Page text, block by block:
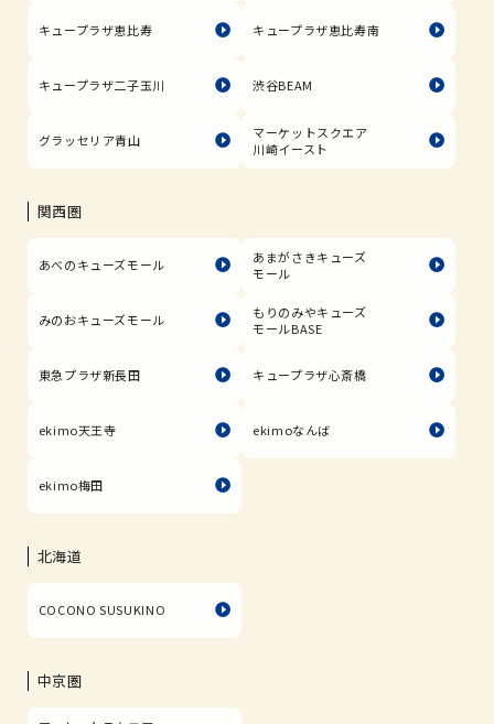
キュープラザ恵比寿 キュープラザ恵比寿南
キュープラザ二子玉川 渋谷BEAM
グラッセリア青山
マーケットスクエア
川崎イースト
関西圏
あべのキューズモール
あまがさきキューズ
モール
みのおキューズモール
もりのみやキューズ
モールBASE
東急プラザ新長田 キュープラザ心斎橋
ekimo天王寺 ekimoなんば
ekimo梅田
北海道
COCONO SUSUKINO
中京圏